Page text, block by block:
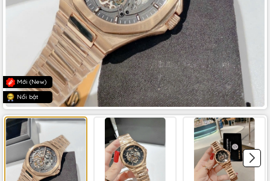
Mới (New)
Nổi bật